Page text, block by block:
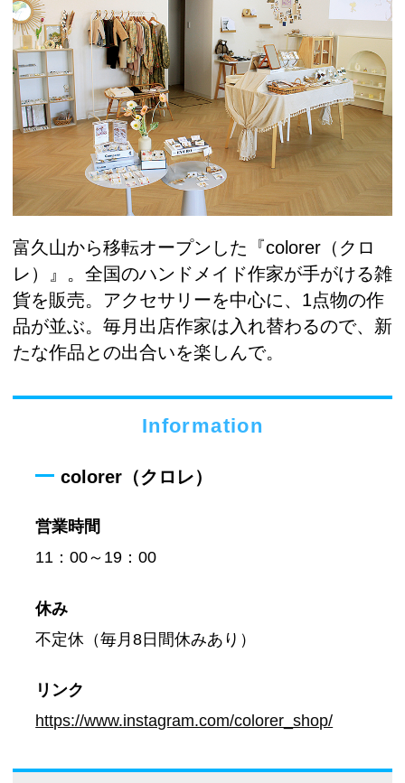
富久山から移転オープンした『colorer（クロ
レ）』。全国のハンドメイド作家が手がける雑
貨を販売。アクセサリーを中心に、1点物の作
品が並ぶ。毎月出店作家は入れ替わるので、新
たな作品との出合いを楽しんで。
Information
colorer（クロレ）
営業時間
11：00～19：00
休み
不定休（毎月8日間休みあり）
リンク
https://www.instagram.com/colorer_shop/